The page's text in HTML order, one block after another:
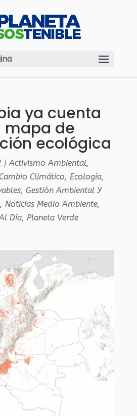
ya cuenta
mapa de
ecológica
|Activismo Ambiental,
Climático, Ecología,
,Gestión Ambiental Y
, Noticias Medio Ambiente,
Día,Planeta Verde